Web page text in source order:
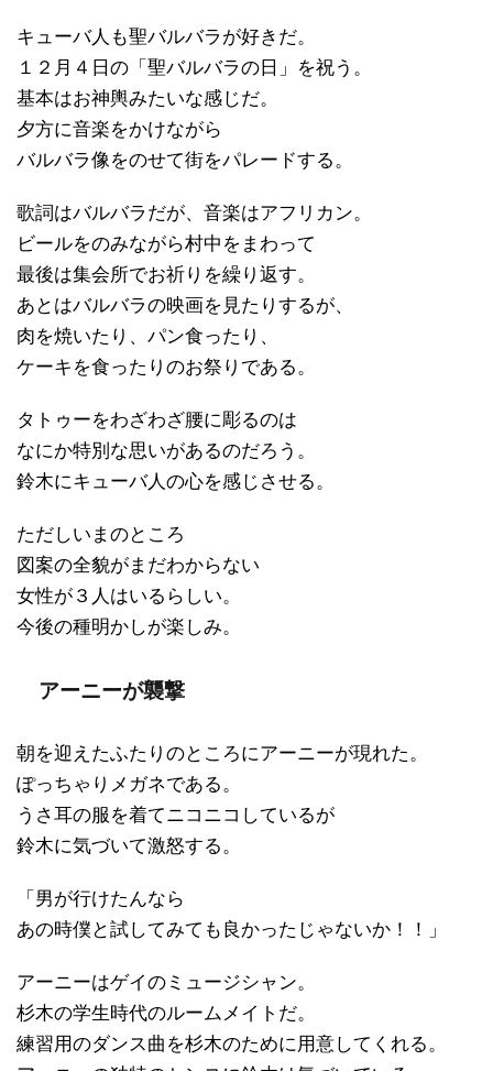
キューバ人も聖バルバラが好きだ。
１２月４日の「聖バルバラの日」を祝う。
基本はお神輿みたいな感じだ。
夕方に音楽をかけながら
バルバラ像をのせて街をパレードする。
歌詞はバルバラだが、音楽はアフリカン。
ビールをのみながら村中をまわって
最後は集会所でお祈りを繰り返す。
あとはバルバラの映画を見たりするが、
肉を焼いたり、パン食ったり、
ケーキを食ったりのお祭りである。
タトゥーをわざわざ腰に彫るのは
なにか特別な思いがあるのだろう。
鈴木にキューバ人の心を感じさせる。
ただしいまのところ
図案の全貌がまだわからない
女性が３人はいるらしい。
今後の種明かしが楽しみ。
アーニーが襲撃
朝を迎えたふたりのところにアーニーが現れた。
ぽっちゃりメガネである。
うさ耳の服を着てニコニコしているが
鈴木に気づいて激怒する。
「男が行けたんなら
あの時僕と試してみても良かったじゃないか！！」
アーニーはゲイのミュージシャン。
杉木の学生時代のルームメイトだ。
練習用のダンス曲を杉木のために用意してくれる。